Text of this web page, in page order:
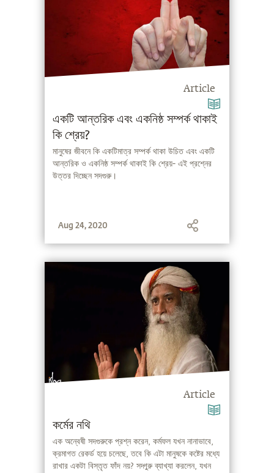
Article
একটি আন্তরিক এবং একনিষ্ঠ সম্পর্ক থাকাই
কি শ্রেয়?
মানুষের জীবনে কি একটিমাত্র সম্পর্ক থাকা উচিত এবং একটি
আন্তরিক ও একনিষ্ঠ সম্পর্ক থাকাই কি শ্রেয়- এই প্রশ্নের
উত্তর দিচ্ছেন সদগুরু।
Aug 24, 2020
Article
কর্মের নথি
এক অন্বেষী সদগুরুকে প্রশ্ন করেন, কর্মফল যখন নানাভাবে,
ক্রমাগত রেকর্ড হয়ে চলেছে, তবে কি এটা মানুষকে কষ্টের মধ্যে
রাখার একটা বিস্তৃত ফাঁদ নয়? সদ্গুরু ব্যাখ্যা করলেন, যখন